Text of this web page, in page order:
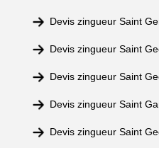
Devis zingueur Saint
Devis zingueur Saint
Devis zingueur Saint
Devis zingueur Saint
Devis zingueur Saint